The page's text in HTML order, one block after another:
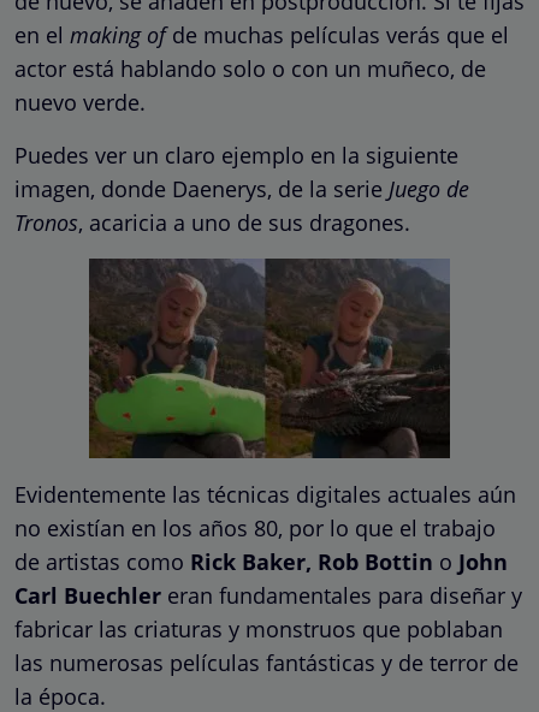
en el making ofde muchas películas verás que el
actor está hablando solo o con un muñeco, de
nuevo verde.
Puedes ver un claro ejemplo en la siguiente
imagen, donde Daenerys, de la serie Juego de
Tronos, acaricia a uno de sus dragones.
Evidentemente las técnicas digitales actuales aún
no existían en los años 80, por lo que el trabajo
de artistas como Rick Baker, Rob Bottin o John
Carl Buechler eran fundamentales para diseñar y
fabricar las criaturas y monstruos que poblaban
las numerosas películas fantásticas y de terror de
la época.